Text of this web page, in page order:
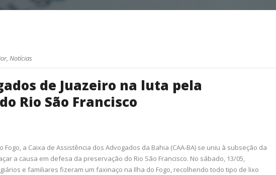
, Notícias
de Juazeiro na luta pela
Rio São Francisco
Fogo, a Caixa de Assistência dos Advogados da Bahia (CAA-BA) se uniu à subseção da
a causa em defesa da preservação do Rio São Francisco. No sábado, 13/05,
e familiares fizeram um faxinaço na Ilha do Fogo, recolhendo todo tipo de lixo